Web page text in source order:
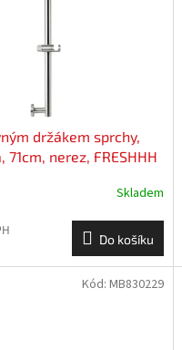
držákem sprchy,
71cm, nerez, FRESHHH
Skladem
Do košíku
Kód: MB830229